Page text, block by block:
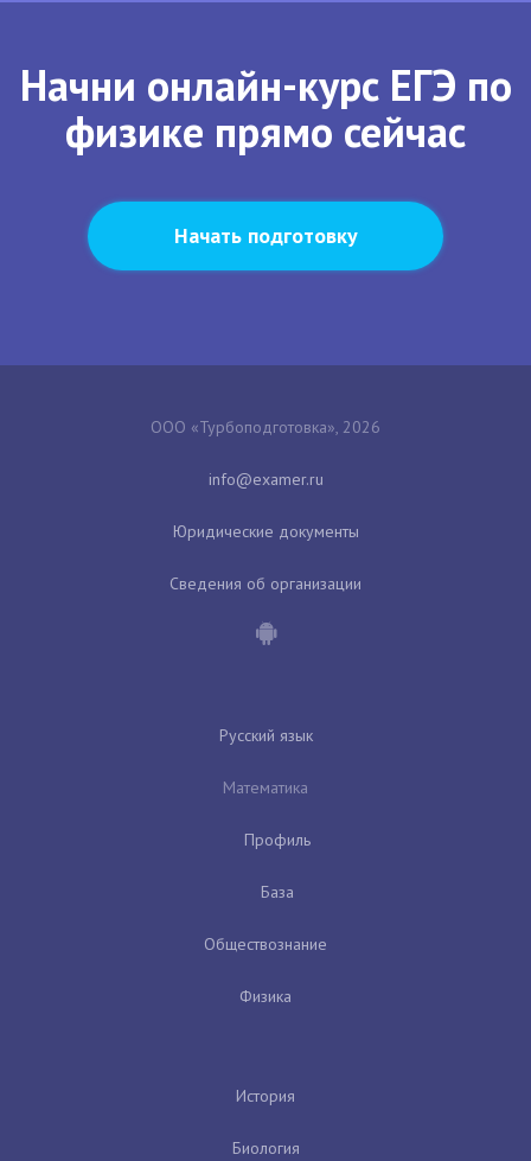
Начни онлайн-курс ЕГЭ по
физике прямо сейчас
Начать подготовку
ООО «Турбоподготовка», 2026
Юридические документы
Сведения об организации
Русский язык
Математика
Профиль
База
Обществознание
Физика
История
Биология